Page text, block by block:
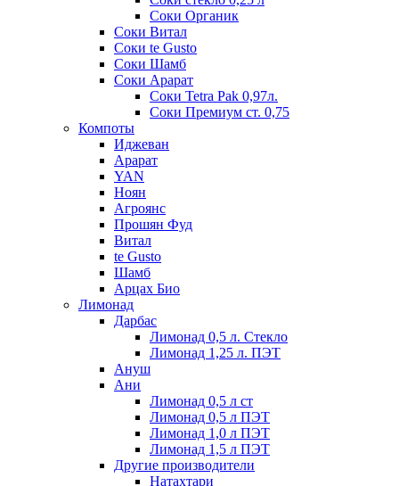
Соки Органик
Соки Витал
Соки te Gusto
Соки Шамб
Соки Арарат
Соки Tetra Pak 0,97л.
Соки Премиум ст. 0,75
Компоты
Иджеван
Арарат
YAN
Ноян
Агроянс
Прошян Фуд
Витал
te Gusto
Шамб
Арцах Био
Лимонад
Дарбас
Лимонад 0,5 л. Стекло
Лимонад 1,25 л. ПЭТ
Ануш
Ани
Лимонад 0,5 л ст
Лимонад 0,5 л ПЭТ
Лимонад 1,0 л ПЭТ
Лимонад 1,5 л ПЭТ
Другие производители
Натахтари